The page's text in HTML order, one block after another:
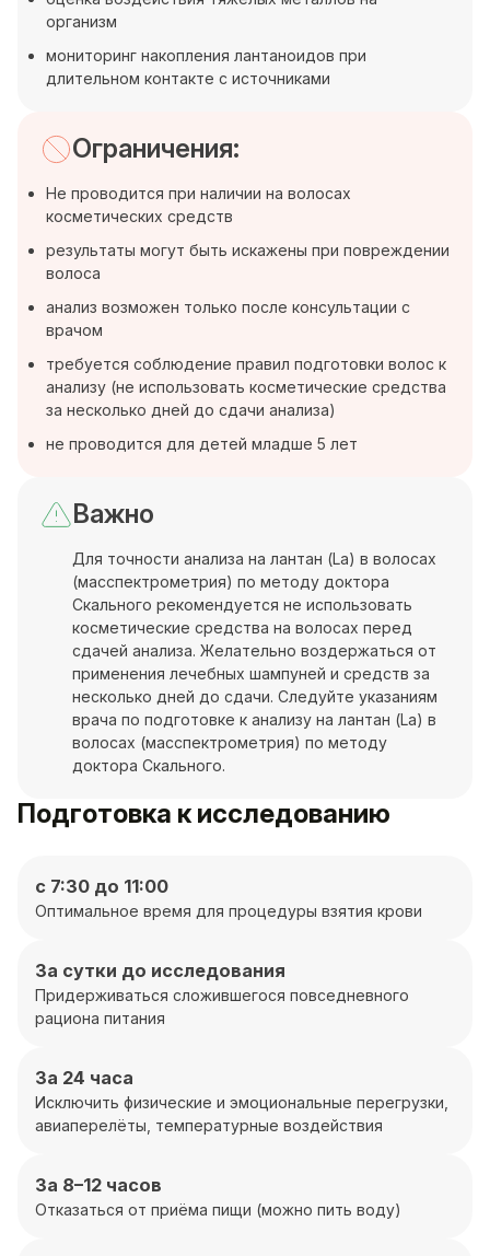
организм
мониторинг накопления лантаноидов при
длительном контакте с источниками
Ограничения:
Не проводится при наличии на волосах
косметических средств
результаты могут быть искажены при повреждении
волоса
анализ возможен только после консультации с
врачом
требуется соблюдение правил подготовки волос к
анализу (не использовать косметические средства
за несколько дней до сдачи анализа)
не проводится для детей младше 5 лет
Важно
Для точности анализа на лантан (La) в волосах
(масспектрометрия) по методу доктора
Скального рекомендуется не использовать
косметические средства на волосах перед
сдачей анализа. Желательно воздержаться от
применения лечебных шампуней и средств за
несколько дней до сдачи. Следуйте указаниям
врача по подготовке к анализу на лантан (La) в
волосах (масспектрометрия) по методу
доктора Скального.
Подготовка к исследованию
с 7:30 до 11:00
Оптимальное время для процедуры взятия крови
За сутки до исследования
Придерживаться сложившегося повседневного
рациона питания
За 24 часа
Исключить физические и эмоциональные перегрузки,
авиаперелёты, температурные воздействия
За 8–12 часов
Отказаться от приёма пищи (можно пить воду)